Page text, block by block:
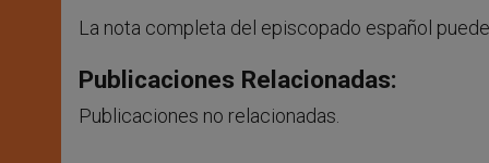
La nota completa del episcopado español
Publicaciones Relacionadas:
Publicaciones no relacionadas.